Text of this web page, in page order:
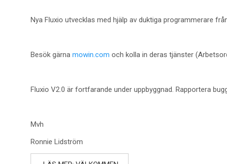
Nya Fluxio utvecklas med hjälp av duktiga programmerare
Besök gärnamowin.com och kolla in deras tjänster
Fluxio V2.0 är fortfarande under uppbyggnad. Rapportera
Mvh
Ronnie Lidström